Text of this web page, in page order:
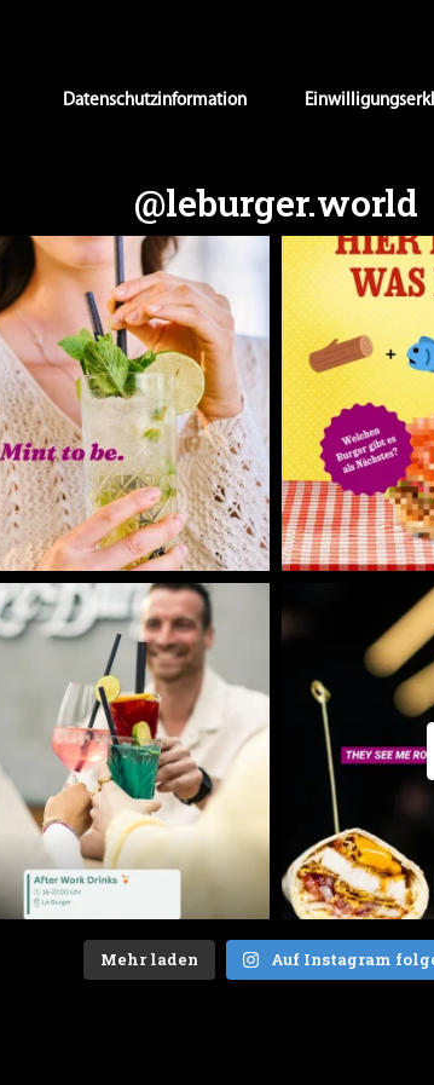
Datenschutzinformation
@leburger.world
Mehr laden Auf Instagram